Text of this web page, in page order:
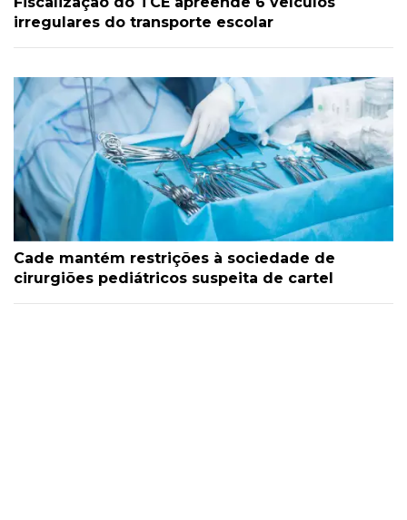
irregulares do transporte escolar
Cade mantém restrições à sociedade de
cirurgiões pediátricos suspeita de cartel